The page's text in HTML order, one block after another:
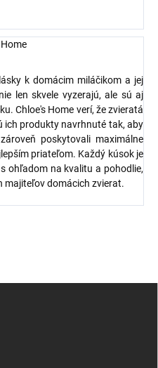
k domácim miláčikom a jej
len skvele vyzerajú, ale sú aj
Chloe's Home verí, že zvieratá
ich produkty navrhnuté tak, aby
poskytovali maximálne
priateľom. Každý kúsok je
ohľadom na kvalitu a pohodlie,
majiteľov domácich zvierat.